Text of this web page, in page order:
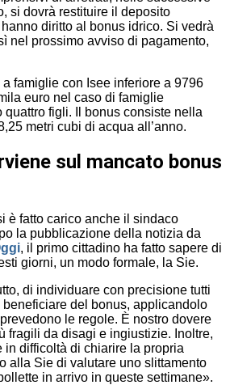
si dovrà restituire il deposito
diritto al bonus idrico. Si vedrà
nel prossimo avviso di pagamento,
a famiglie con Isee inferiore a 9796
euro nel caso di famiglie
quattro figli. Il bonus consiste nella
metri cubi di acqua all’anno.
sul mancato bonus
è fatto carico anche il sindaco
la pubblicazione della notizia da
, il primo cittadino ha fatto sapere di
giorni, un modo formale, la Sie.
di individuare con precisione tutti
del bonus, applicandolo
le regole. È nostro dovere
fragili da disagi e ingiustizie. Inoltre,
in difficoltà di chiarire la propria
alla Sie di valutare uno slittamento
in arrivo in queste settimane».